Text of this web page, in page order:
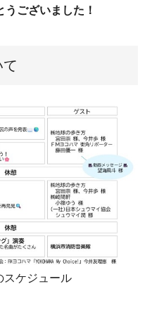
うございました！
スケジュール